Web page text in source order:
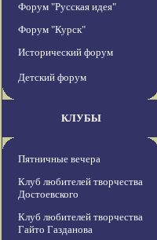
Форум "Русская идея"
Форум "Курск"
Исторический форум
Детский форум
КЛУБЫ
Пятничные вечера
Клуб любителей творчества
Достоевского
Клуб любителей творчества
Гайто Газданова